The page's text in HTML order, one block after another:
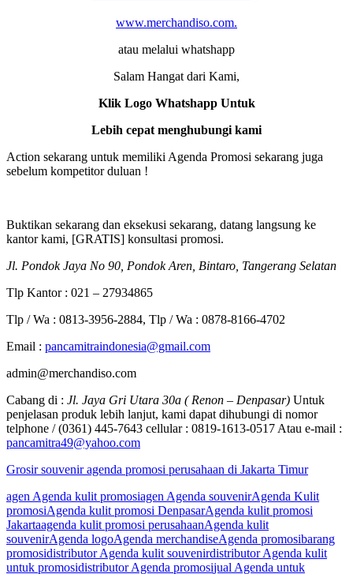
www.merchandiso.com.
atau melalui whatshapp
Salam Hangat dari Kami,
Klik Logo Whatshapp Untuk
Lebih cepat menghubungi kami
Action sekarang untuk memiliki Agenda Promosi sekarang juga
sebelum kompetitor duluan !
Buktikan sekarang dan eksekusi sekarang, datang langsung ke
kantor kami, [GRATIS] konsultasi promosi.
Jl. Pondok Jaya No 90, Pondok Aren, Bintaro, Tangerang Selatan
Tlp Kantor : 021 – 27934865
Tlp / Wa : 0813-3956-2884, Tlp / Wa : 0878-8166-4702
Email : pancamitraindonesia@gmail.com
admin@merchandiso.com
Cabang di : Jl. Jaya Gri Utara 30a ( Renon – Denpasar) Untuk
penjelasan produk lebih lanjut, kami dapat dihubungi di nomor
telphone / (0361) 445-7643 cellular : 0819-1613-0517 Atau e-mail :
pancamitra49@yahoo.com
Grosir souvenir agenda promosi perusahaan di Jakarta Timur
agen Agenda kulit promosiagen Agenda souvenirAgenda Kulit
promosiAgenda kulit promosi DenpasarAgenda kulit promosi
Jakartaagenda kulit promosi perusahaanAgenda kulit
souvenirAgenda logoAgenda merchandiseAgenda promosibarang
promosidistributor Agenda kulit souvenirdistributor Agenda kulit
untuk promosidistributor Agenda promosijual Agenda untuk